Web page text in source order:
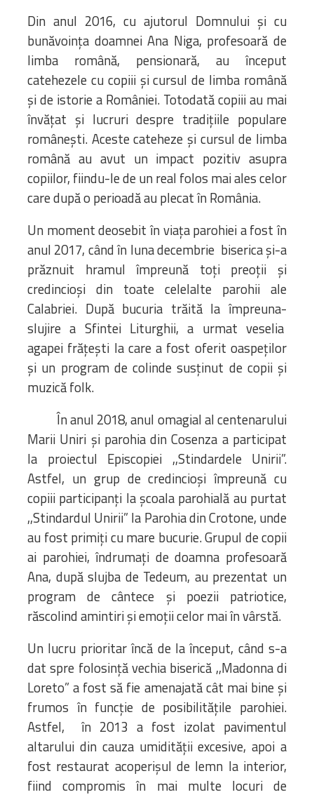
Din anul 2016, cu ajutorul Domnului și cu
bunăvoința doamnei Ana Niga, profesoară de
limba română, pensionară, au început
catehezele cu copiii și cursul de limba română
și de istorie a României. Totodată copiii au mai
învățat și lucruri despre tradițiile populare
românești. Aceste cateheze și cursul de limba
română au avut un impact pozitiv asupra
copiilor, fiindu-le de un real folos mai ales celor
care după o perioadă au plecat în România.
Un moment deosebit în viața parohiei a fost în
anul 2017, când în luna decembrie biserica și-a
prăznuit hramul împreună toți preoții și
credincioși din toate celelalte parohii ale
Calabriei. După bucuria trăită la împreuna-
slujire a Sfintei Liturghii, a urmat veselia
agapei frățești la care a fost oferit oaspeților
și un program de colinde susținut de copii și
muzică folk.
În anul 2018, anul omagial al centenarului
Marii Uniri și parohia din Cosenza a participat
la proiectul Episcopiei ,,Stindardele Unirii”.
Astfel, un grup de credincioși împreună cu
copiii participanți la școala parohială au purtat
,,Stindardul Unirii” la Parohia din Crotone, unde
au fost primiți cu mare bucurie. Grupul de copii
ai parohiei, îndrumați de doamna profesoară
Ana, după slujba de Tedeum, au prezentat un
program de cântece și poezii patriotice,
răscolind amintiri și emoții celor mai în vârstă.
Un lucru prioritar încă de la început, când s-a
dat spre folosință vechia biserică ,,Madonna di
Loreto” a fost să fie amenajată cât mai bine și
frumos în funcție de posibilitățile parohiei.
Astfel, în 2013 a fost izolat pavimentul
altarului din cauza umidității excesive, apoi a
fost restaurat acoperișul de lemn la interior,
fiind compromis în mai multe locuri de